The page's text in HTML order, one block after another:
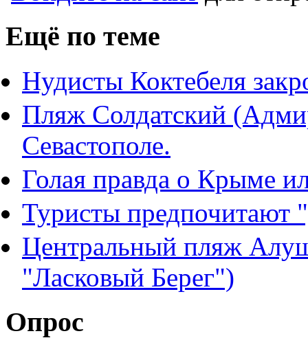
Ещё по теме
Нудисты Коктебеля
Пляж Солдатский
Севастополе.
Голая правда о Крыме
Туристы
Центральный пляж
"Ласковый Берег")
Опрос